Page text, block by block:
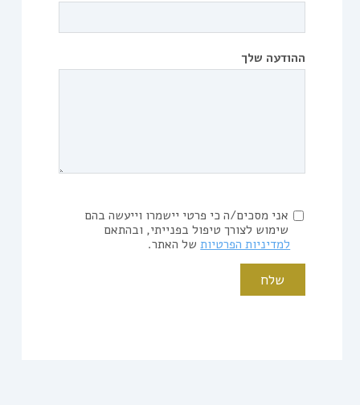
ההודעה שלך
אני מסכים/ה כי פרטי יישמרו וייעשה בהם
שימוש לצורך טיפול בפנייתי, ובהתאם
למדיניות הפרטיותשל האתר.